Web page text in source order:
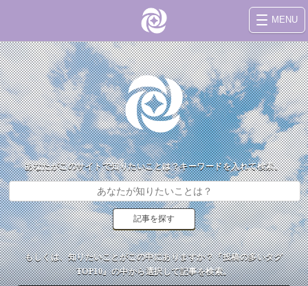
MENU
あなたがこのサイトで知りたいことは？キーワードを入れて検索。
もしくは、知りたいことがこの中にありますか？『投稿の多いタグ
TOP10』の中から選択して記事を検索。